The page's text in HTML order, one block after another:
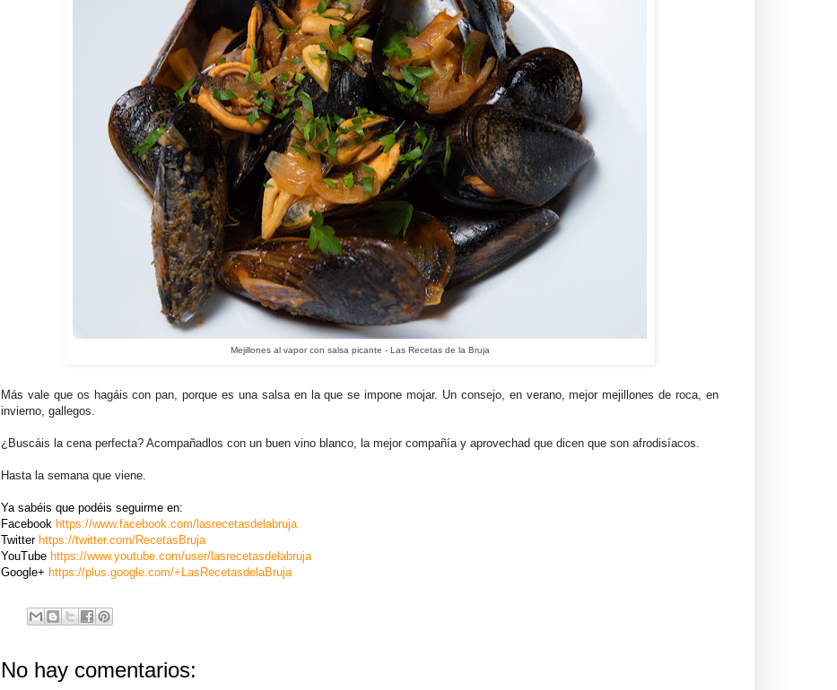
Mejillones al vapor con salsa picante - Las Recetas de la Bruja
Más vale que os hagáis con pan, porque es una salsa en la que se impone mojar. Un consejo, en verano, mejor mejillones de roca, en
invierno, gallegos.
¿Buscáis la cena perfecta? Acompañadlos con un buen vino blanco, la mejor compañía y aprovechad que dicen que son afrodisíacos.
Hasta la semana que viene.
Ya sabéis que podéis seguirme en:
Facebook https://www.facebook.com/lasrecetasdelabruja
Twitter https://twitter.com/RecetasBruja
YouTube https://www.youtube.com/user/lasrecetasdelabruja
Google+ https://plus.google.com/+LasRecetasdelaBruja
No hay comentarios: